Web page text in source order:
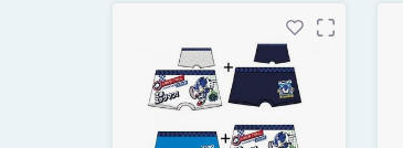
Materiaal: 100% katoen.